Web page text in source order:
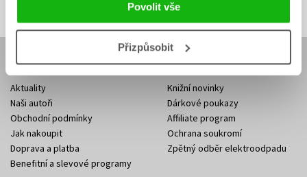
Povolit vše
Přizpůsobit
E-SHOP
Aktuality
Naši autoři
Obchodní podmínky
Jak nakoupit
Doprava a platba
Benefitní a slevové programy
Knižní novinky
Dárkové poukazy
Affiliate program
Ochrana soukromí
Zpětný odběr elektroodpadu